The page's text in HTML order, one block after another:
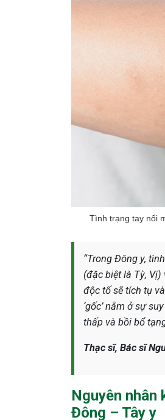
Tình trạng tay nổi
“Trong Đông y,
(đặc biệt là Tỳ,
độc tố sẽ tích tụ
‘gốc’ nằm ở sự
thấp và bồi bổ
Thạc sĩ, Bác sĩ
Nguyên nhân
Đông – Tây y